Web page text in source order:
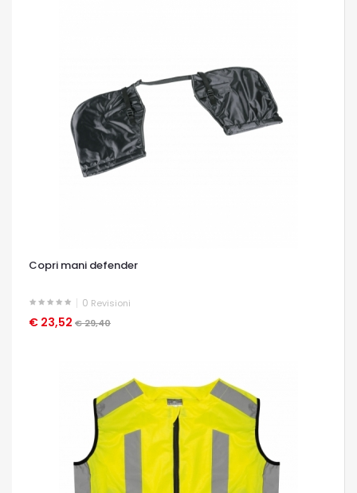
Copri mani defender
0 Revisioni
€ 23,52 € 29,40
OCCHIATA VELOCE